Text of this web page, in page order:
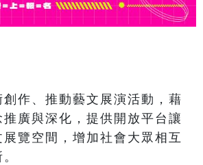
作、推動藝文展演活動，藉
廣與深化，提供開放平台讓
覽空間，增加社會大眾相互